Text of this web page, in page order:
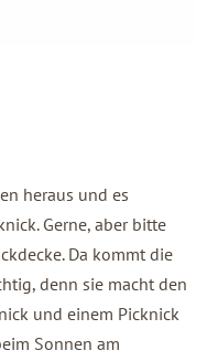
heraus und es
Gerne, aber bitte
Da kommt die
denn sie macht den
und einem Picknick
Sonnen am